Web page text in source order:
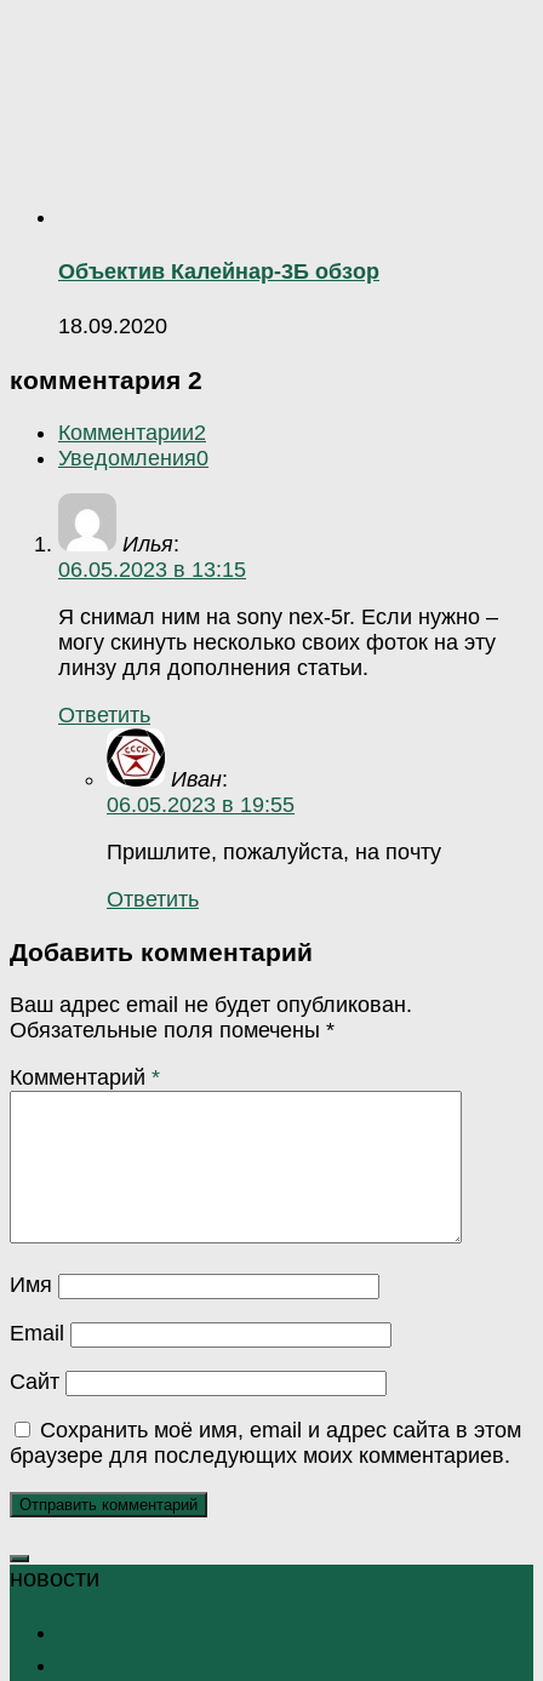
Объектив Калейнар-3Б обзор
18.09.2020
комментария 2
Комментарии2
Уведомления0
Илья:
06.05.2023 в 13:15
Я снимал ним на sony nex-5r. Если нужно –
могу скинуть несколько своих фоток на эту
линзу для дополнения статьи.
Ответить
Иван:
06.05.2023 в 19:55
Пришлите, пожалуйста, на почту
Ответить
Добавить комментарий
Ваш адрес email не будет опубликован.
Обязательные поля помечены *
Комментарий *
Имя
Email
Сайт
Сохранить моё имя, email и адрес сайта в этом
браузере для последующих моих комментариев.